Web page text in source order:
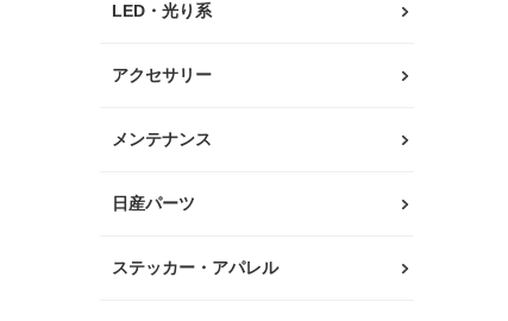
LED・光り系
アクセサリー
メンテナンス
日産パーツ
ステッカー・アパレル